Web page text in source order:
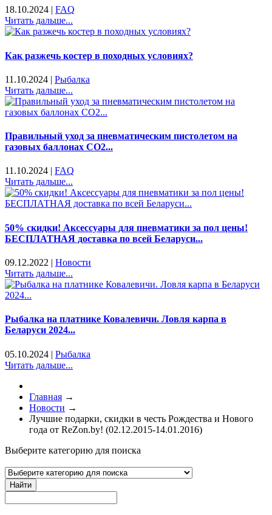
18.10.2024 | FAQ
Читать дальше...
Как разжечь костер в походных условиях?
11.10.2024 | Рыбалка
Читать дальше...
Правильный уход за пневматическим пистолетом на
газовых баллонах CO2...
11.10.2024 | FAQ
Читать дальше...
50% скидки! Аксессуары для пневматики за пол цены!
БЕСПЛАТНАЯ доставка по всей Беларуси...
09.12.2022 | Новости
Читать дальше...
Рыбалка на платнике Ковалевичи. Ловля карпа в
Беларуси 2024...
05.10.2024 | Рыбалка
Читать дальше...
Главная →
Новости →
Лучшие подарки, скидки в честь Рождества и Нового
года от ReZon.by! (02.12.2015-14.01.2016)
Выберите категорию для поиска
Найти